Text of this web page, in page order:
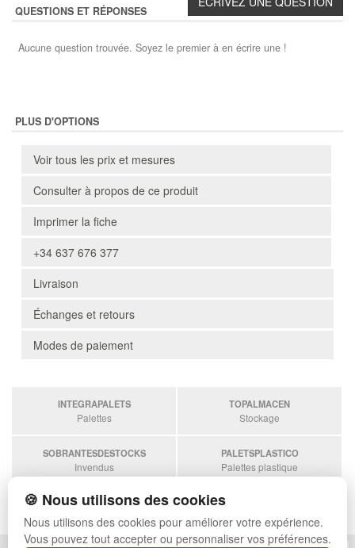
QUESTIONS ET RÉPONSES
Aucune question trouvée. Soyez le premier à en écrire une !
PLUS D'OPTIONS
Voir tous les prix et mesures
Consulter à propos de ce produit
Imprimer la fiche
+34 637 676 377
Livraison
Échanges et retours
Modes de paiement
INTEGRAPALETS
Palettes
TOPALMACEN
Stockage
SOBRANTESDESTOCKS
Invendus
PALETSPLASTICO
Palettes plastique
ESTANTERIASKIT
Estanterias
🍪 Nous utilisons des cookies
Nous utilisons des cookies pour améliorer votre expérience.
Vous pouvez tout accepter ou personnaliser vos préférences.